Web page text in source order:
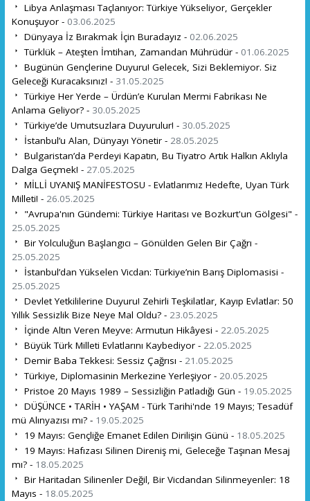
Libya Anlaşması Taçlanıyor: Türkiye Yükseliyor, Gerçekler
Konuşuyor - 03.06.2025
Dünyaya İz Bırakmak İçin Buradayız - 02.06.2025
Türklük – Ateşten İmtihan, Zamandan Mührüdür - 01.06.2025
Bugünün Gençlerine Duyuru! Gelecek, Sizi Beklemiyor. Siz
Geleceği Kuracaksınız! - 31.05.2025
Türkiye Her Yerde – Ürdün’e Kurulan Mermi Fabrikası Ne
Anlama Geliyor? - 30.05.2025
Türkiye’de Umutsuzlara Duyurulur! - 30.05.2025
İstanbul’u Alan, Dünyayı Yönetir - 28.05.2025
Bulgaristan’da Perdeyi Kapatın, Bu Tiyatro Artık Halkın Aklıyla
Dalga Geçmek! - 27.05.2025
MİLLİ UYANIŞ MANİFESTOSU - Evlatlarımız Hedefte, Uyan Türk
Milleti! - 26.05.2025
"Avrupa'nın Gündemi: Türkiye Haritası ve Bozkurt'un Gölgesi" -
25.05.2025
Bir Yolculuğun Başlangıcı – Gönülden Gelen Bir Çağrı -
25.05.2025
İstanbul’dan Yükselen Vicdan: Türkiye’nin Barış Diplomasisi -
25.05.2025
Devlet Yetkililerine Duyuru! Zehirli Teşkilatlar, Kayıp Evlatlar: 50
Yıllık Sessizlik Bize Neye Mal Oldu? - 23.05.2025
İçinde Altın Veren Meyve: Armutun Hikâyesi - 22.05.2025
Büyük Türk Milleti Evlatlarını Kaybediyor - 22.05.2025
Demir Baba Tekkesi: Sessiz Çağrısı - 21.05.2025
Türkiye, Diplomasinin Merkezine Yerleşiyor - 20.05.2025
Pristoe 20 Mayıs 1989 – Sessizliğin Patladığı Gün - 19.05.2025
DÜŞÜNCE • TARİH • YAŞAM - Türk Tarihi'nde 19 Mayıs; Tesadüf
mü Alınyazısı mı? - 19.05.2025
19 Mayıs: Gençliğe Emanet Edilen Dirilişin Günü - 18.05.2025
19 Mayıs: Hafızası Silinen Direniş mi, Geleceğe Taşınan Mesaj
mı? - 18.05.2025
Bir Haritadan Silinenler Değil, Bir Vicdandan Silinmeyenler: 18
Mayıs - 18.05.2025